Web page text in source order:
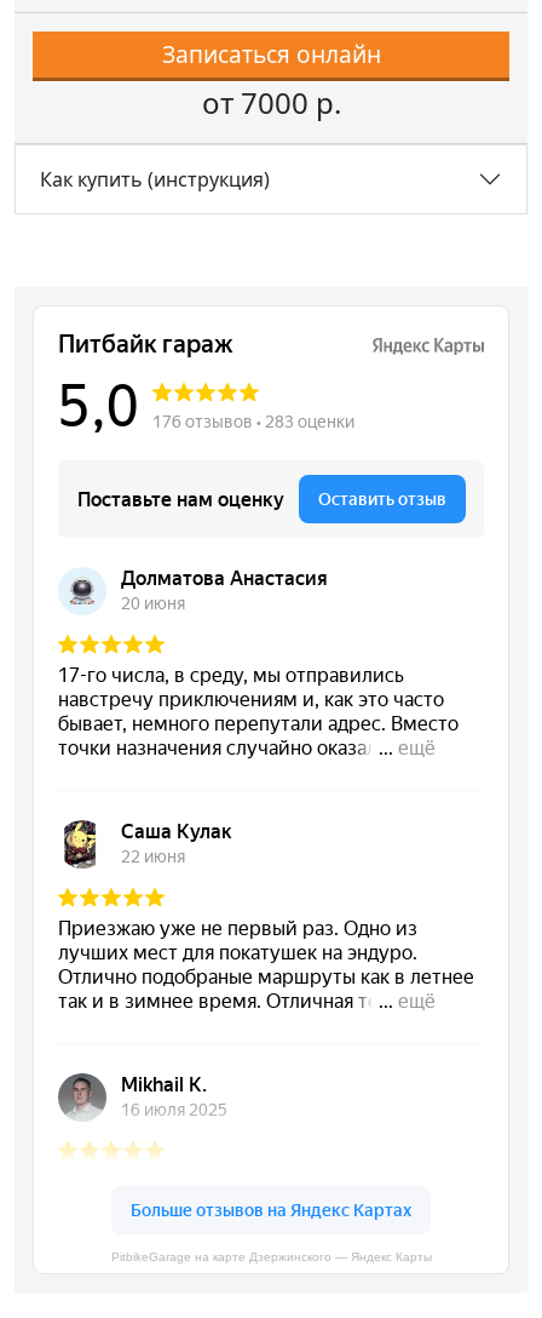
Записаться онлайн
от 7000 р.
Как купить (инструкция)
PitbikeGarage на карте Дзержинского — Яндекс Карты